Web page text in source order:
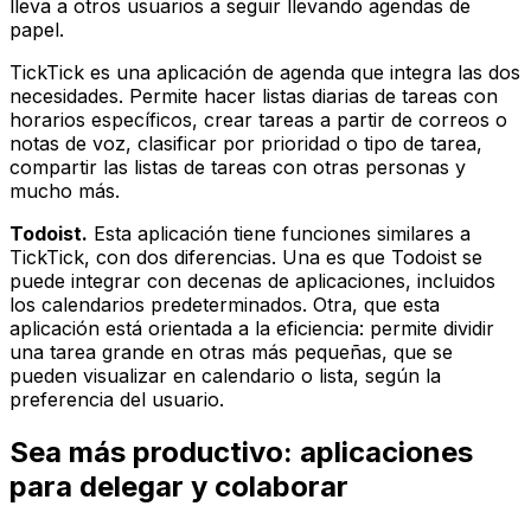
lleva a otros usuarios a seguir llevando agendas de
papel.
TickTick es una aplicación de agenda que integra las dos
necesidades. Permite hacer listas diarias de tareas con
horarios específicos, crear tareas a partir de correos o
notas de voz, clasificar por prioridad o tipo de tarea,
compartir las listas de tareas con otras personas y
mucho más.
Todoist. Esta aplicación tiene funciones similares a
TickTick, con dos diferencias. Una es que Todoist se
puede integrar con decenas de aplicaciones, incluidos
los calendarios predeterminados. Otra, que esta
aplicación está orientada a la eficiencia: permite dividir
una tarea grande en otras más pequeñas, que se
pueden visualizar en calendario o lista, según la
preferencia del usuario.
Sea más productivo: aplicaciones
para delegar y colaborar